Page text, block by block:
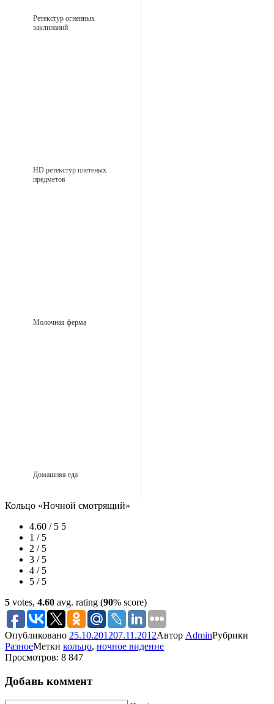
Ретекстур огненных
заклинаний
HD ретекстур плетеных
предметов
Молочная ферма
Домашняя еда
Кольцо «Ночной смотрящий»
4.60 / 5 5
1 / 5
2 / 5
3 / 5
4 / 5
5 / 5
5 votes, 4.60 avg. rating (90% score)
Опубликовано 25.10.201207.11.2012Автор AdminРубрики
РазноеМетки кольцо, ночное видение
Просмотров: 8 847
Добавь коммент